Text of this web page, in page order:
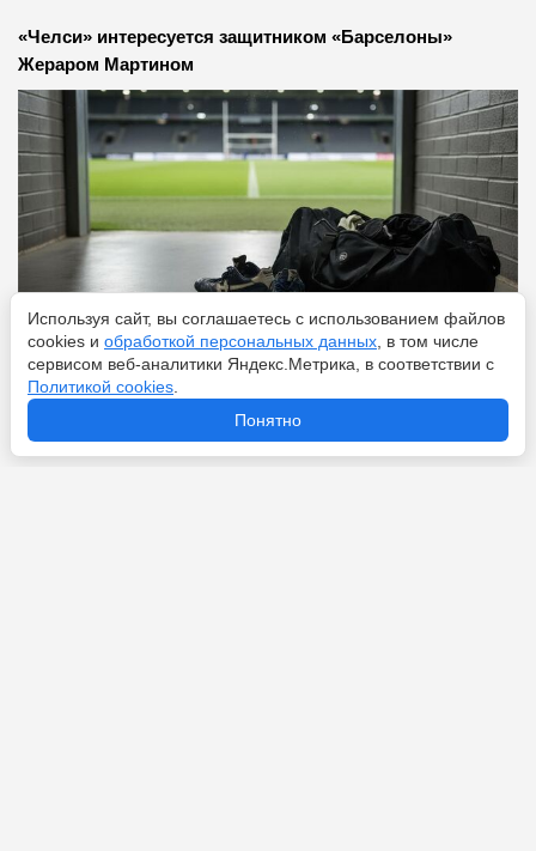
«Челси» интересуется защитником «Барселоны»
Жераром Мартином
6 августа 2026
Используя сайт, вы соглашаетесь с использованием файлов
cookies и обработкой персональных данных , в том числе
сервисом веб-аналитики Яндекс.Метрика, в соответствии с
Политикой cookies
Понятно